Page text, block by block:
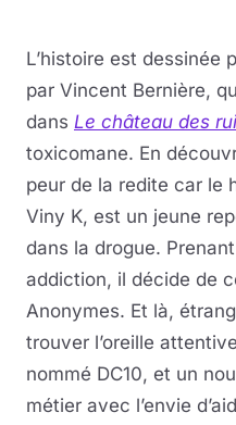
L’histoire est dessinée
par Vincent Bernière,
dans Le château des
toxicomane. En
peur de la redite car le
Viny K, est un jeune
dans la drogue.
addiction, il décide de
Anonymes. Et là,
trouver l’oreille
nommé DC10, et un
métier avec l’envie